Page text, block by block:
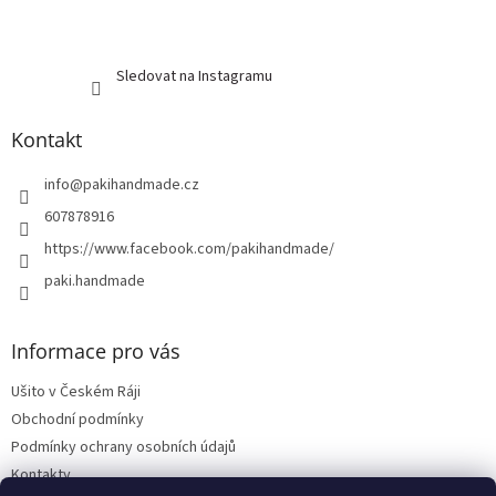
Sledovat na Instagramu
Kontakt
info@pakihandmade.cz
607878916
https://www.facebook.com/pakihandmade/
paki.handmade
Informace pro vás
Ušito v Českém Ráji
Obchodní podmínky
Podmínky ochrany osobních údajů
Kontakty